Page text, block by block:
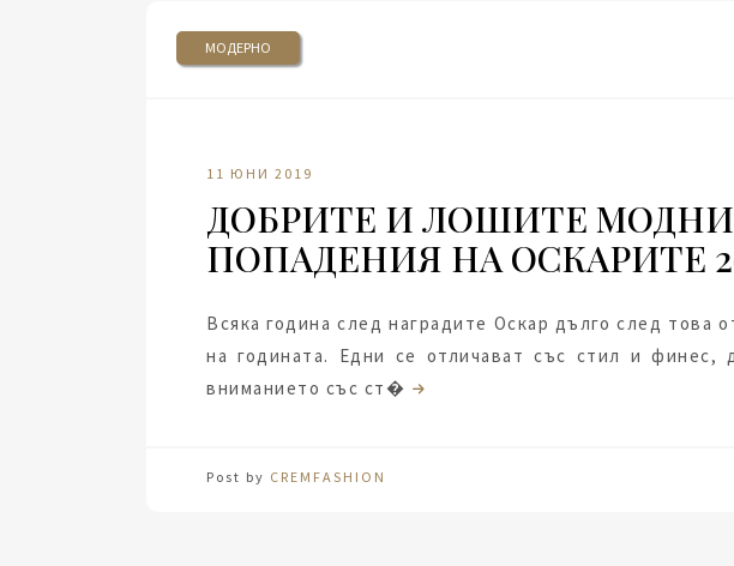
МОДЕРНО
11 ЮНИ 2019
ДОБРИТЕ И ЛОШИТЕ МОДНИ
ПОПАДЕНИЯ НА ОСКАРИТЕ
Всяка година след наградите Оскар дълго след това
на годината. Едни се отличават със стил и финес,
вниманието със ст�
Post by CREMFASHION